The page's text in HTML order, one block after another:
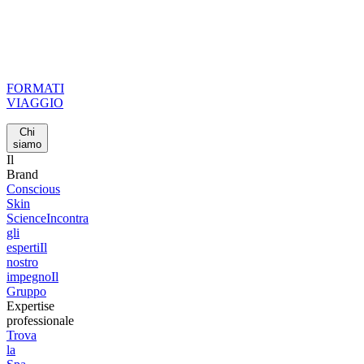
FORMATI
VIAGGIO
Chi
siamo
Il
Brand
Conscious
Skin
ScienceIncontra
gli
espertiIl
nostro
impegnoIl
Gruppo
Expertise
professionale
Trova
la